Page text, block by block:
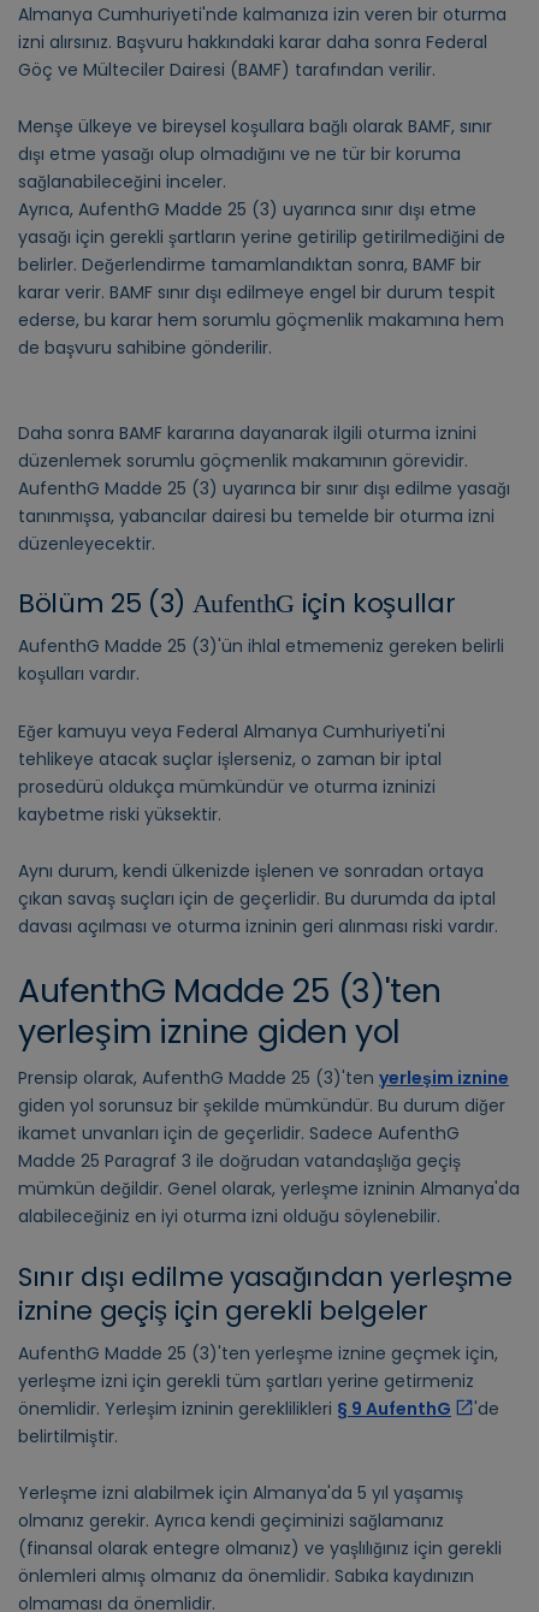
Almanya Cumhuriyeti'nde kalmanıza izin veren bir oturma
izni alırsınız. Başvuru hakkındaki karar daha sonra Federal
Göç ve Mülteciler Dairesi (BAMF) tarafından verilir.
Menşe ülkeye ve bireysel koşullara bağlı olarak BAMF, sınır
dışı etme yasağı olup olmadığını ve ne tür bir koruma
sağlanabileceğini inceler.
Ayrıca, AufenthG Madde 25 (3) uyarınca sınır dışı etme
yasağı için gerekli şartların yerine getirilip getirilmediğini de
belirler. Değerlendirme tamamlandıktan sonra, BAMF bir
karar verir. BAMF sınır dışı edilmeye engel bir durum tespit
ederse, bu karar hem sorumlu göçmenlik makamına hem
de başvuru sahibine gönderilir.
Daha sonra BAMF kararına dayanarak ilgili oturma iznini
düzenlemek sorumlu göçmenlik makamının görevidir.
AufenthG Madde 25 (3) uyarınca bir sınır dışı edilme yasağı
tanınmışsa, yabancılar dairesi bu temelde bir oturma izni
düzenleyecektir.
Bölüm 25 (3) AufenthG için koşullar
AufenthG Madde 25 (3)'ün ihlal etmemeniz gereken belirli
koşulları vardır.
Eğer kamuyu veya Federal Almanya Cumhuriyeti'ni
tehlikeye atacak suçlar işlerseniz, o zaman bir iptal
prosedürü oldukça mümkündür ve oturma izninizi
kaybetme riski yüksektir.
Aynı durum, kendi ülkenizde işlenen ve sonradan ortaya
çıkan savaş suçları için de geçerlidir. Bu durumda da iptal
davası açılması ve oturma izninin geri alınması riski vardır.
AufenthG Madde 25 (3)'ten
yerleşim iznine giden yol
Prensip olarak, AufenthG Madde 25 (3)'ten yerleşim iznine
giden yol sorunsuz bir şekilde mümkündür. Bu durum diğer
ikamet unvanları için de geçerlidir. Sadece AufenthG
Madde 25 Paragraf 3 ile doğrudan vatandaşlığa geçiş
mümkün değildir. Genel olarak, yerleşme izninin Almanya'da
alabileceğiniz en iyi oturma izni olduğu söylenebilir.
Sınır dışı edilme yasağından yerleşme
iznine geçiş için gerekli belgeler
AufenthG Madde 25 (3)'ten yerleşme iznine geçmek için,
yerleşme izni için gerekli tüm şartları yerine getirmeniz
önemlidir. Yerleşim izninin gereklilikleri § 9 AufenthG
'de
belirtilmiştir.
Yerleşme izni alabilmek için Almanya'da 5 yıl yaşamış
olmanız gerekir. Ayrıca kendi geçiminizi sağlamanız
(finansal olarak entegre olmanız) ve yaşlılığınız için gerekli
önlemleri almış olmanız da önemlidir. Sabıka kaydınızın
olmaması da önemlidir.